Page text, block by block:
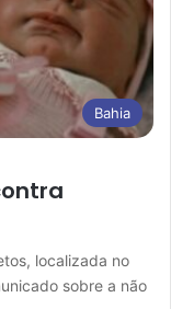
Bahia
localizada no
sobre a não